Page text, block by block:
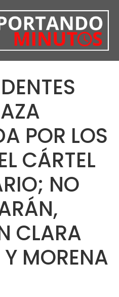
POR LOS
CÁRTEL
NO
CLARA
MORENA